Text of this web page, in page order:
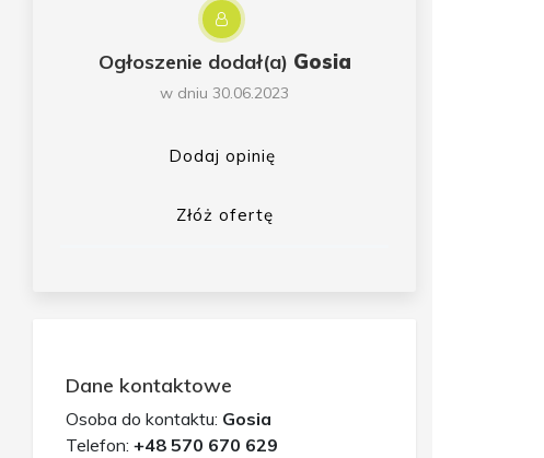
Ogłoszenie dodał(a) Gosia
w dniu 30.06.2023
Dodaj opinię
Złóż ofertę
Dane kontaktowe
Osoba do kontaktu: Gosia
Telefon: +48 570 670 629